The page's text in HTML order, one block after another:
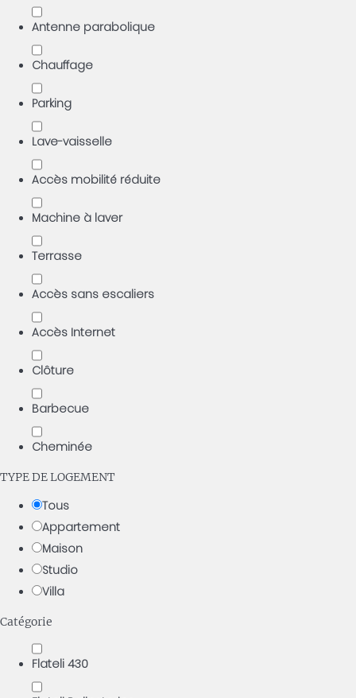
Antenne parabolique
Chauffage
Parking
Lave-vaisselle
Accès mobilité réduite
Machine à laver
Terrasse
Accès sans escaliers
Accès Internet
Clôture
Barbecue
Cheminée
TYPE DE LOGEMENT
Tous
Appartement
Maison
Studio
Villa
Catégorie
Flateli 430